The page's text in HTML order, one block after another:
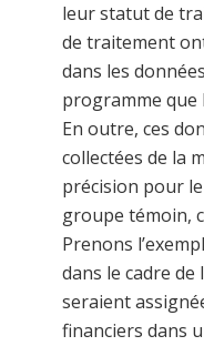
leur statut de
de traitement
dans les
programme que
En outre, ces
collectées de la
précision pour
groupe témoin,
Prenons
dans le cadre
seraient
financiers dans